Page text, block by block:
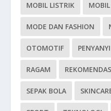
MOBIL LISTRIK
MODE DAN FASHION
OTOMOTIF
RAGAM
SEPAK BOLA